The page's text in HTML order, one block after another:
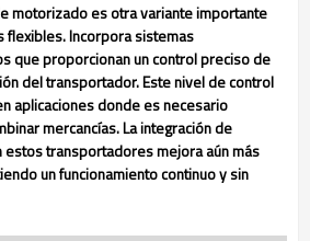
motorizado es otra variante importante
Incorpora sistemas
que proporcionan un control preciso de
del transportador. Este nivel de control
aplicaciones donde es necesario
mercancías. La integración de
transportadores mejora aún más
un funcionamiento continuo y sin